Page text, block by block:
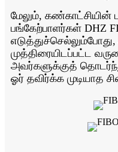
மேலும், கண்காட்சியின்
பங்கேற்பாளர்கள் DHZ
முத்திரையிடப்பட்ட
அவர்களுக்குத்
ஓர் தவிர்க்க முடியாத